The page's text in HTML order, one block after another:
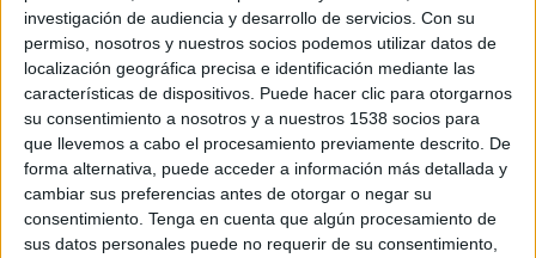
investigación de audiencia y desarrollo de servicios. Con su
permiso, nosotros y nuestros socios podemos utilizar datos de
localización geográfica precisa e identificación mediante las
características de dispositivos. Puede hacer clic para otorgarnos
su consentimiento a nosotros y a nuestros 1538 socios para
que llevemos a cabo el procesamiento previamente descrito. De
forma alternativa, puede acceder a información más detallada y
cambiar sus preferencias antes de otorgar o negar su
consentimiento. Tenga en cuenta que algún procesamiento de
sus datos personales puede no requerir de su consentimiento,
publicitarias que realice el Tesoro en los
mercados internacionales. Así mismo, llevará a
cabo la contratación de los espacios en medios -
gráfica, exterior y digital- en los mercados de
EEUU, Japón y Reino Unido.
El plazo de ejecución del contrato será de 18
meses desde la firma de este y su valor asciende a
3,3 millones de euros.